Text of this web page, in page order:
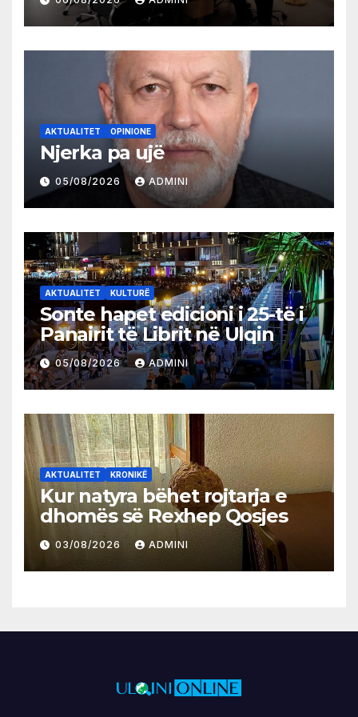
AKTUALITET OPINIONE
Njerka pa ujë
05/08/2026 ADMINI
AKTUALITET KULTURË
Sonte hapet edicioni i 25-të i
Panairit të Librit në Ulqin
05/08/2026 ADMINI
AKTUALITET KRONIKË
Kur natyra bëhet rojtarja e
dhomës së Rexhep Qosjes
03/08/2026 ADMINI